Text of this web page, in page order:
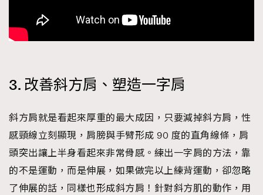
3. 改善斜方肩、塑造一字肩
斜方肩就是看起來厚重的最大成因，只要減掉斜方肩，性
感頸線立刻顯現，肩膀與手臂形成 90 度的直角線條，肩
頭突出讓上半身看起來非常骨感。練出一字肩的方法，靠
的不是運動，而是伸展，如果做完以上練背運動，卻忽略
了伸展的話，同樣也形成斜方肩！針對斜方肌的動作，用